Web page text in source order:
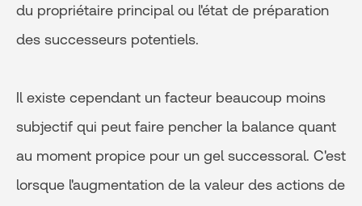
du propriétaire principal ou l'état de préparation
des successeurs potentiels.
Il existe cependant un facteur beaucoup moins
subjectif qui peut faire pencher la balance quant
au moment propice pour un gel successoral. C'est
lorsque l'augmentation de la valeur des actions de